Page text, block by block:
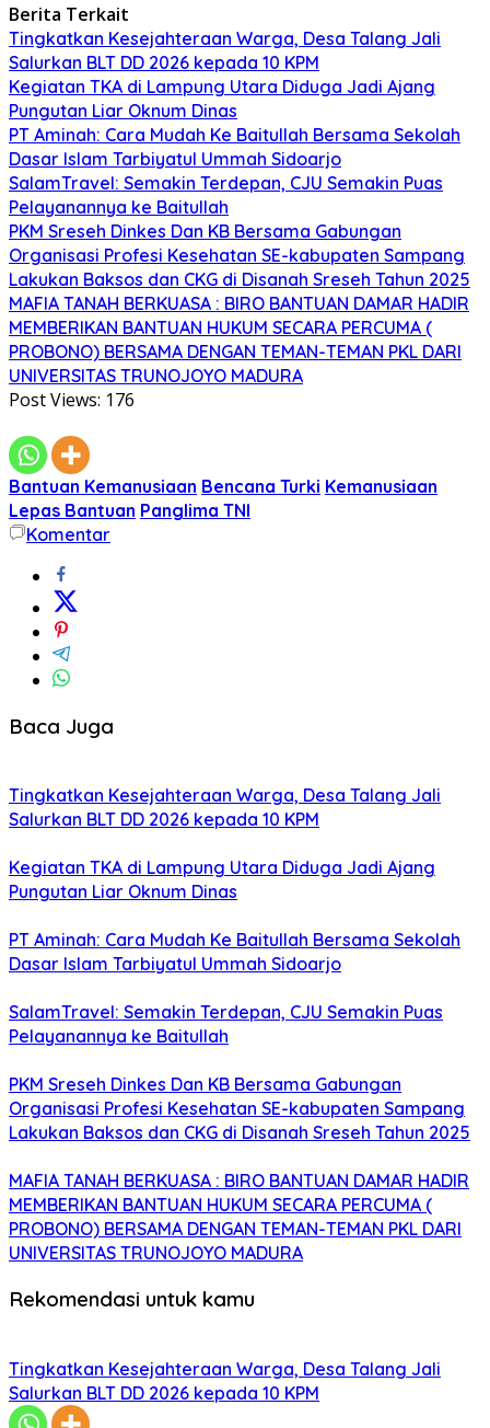
Berita Terkait
Tingkatkan Kesejahteraan Warga, Desa Talang Jali
Salurkan BLT DD 2026 kepada 10 KPM
Kegiatan TKA di Lampung Utara Diduga Jadi Ajang
Pungutan Liar Oknum Dinas
PT Aminah: Cara Mudah Ke Baitullah Bersama Sekolah
Dasar Islam Tarbiyatul Ummah Sidoarjo
SalamTravel: Semakin Terdepan, CJU Semakin Puas
Pelayanannya ke Baitullah
PKM Sreseh Dinkes Dan KB Bersama Gabungan
Organisasi Profesi Kesehatan SE-kabupaten Sampang
Lakukan Baksos dan CKG di Disanah Sreseh Tahun 2025
MAFIA TANAH BERKUASA : BIRO BANTUAN DAMAR HADIR
MEMBERIKAN BANTUAN HUKUM SECARA PERCUMA (
PROBONO) BERSAMA DENGAN TEMAN-TEMAN PKL DARI
UNIVERSITAS TRUNOJOYO MADURA
Post Views: 176
Bantuan Kemanusiaan Bencana Turki Kemanusiaan
Lepas Bantuan Panglima TNI
Komentar
Baca Juga
Tingkatkan Kesejahteraan Warga, Desa Talang Jali
Salurkan BLT DD 2026 kepada 10 KPM
Kegiatan TKA di Lampung Utara Diduga Jadi Ajang
Pungutan Liar Oknum Dinas
PT Aminah: Cara Mudah Ke Baitullah Bersama Sekolah
Dasar Islam Tarbiyatul Ummah Sidoarjo
SalamTravel: Semakin Terdepan, CJU Semakin Puas
Pelayanannya ke Baitullah
PKM Sreseh Dinkes Dan KB Bersama Gabungan
Organisasi Profesi Kesehatan SE-kabupaten Sampang
Lakukan Baksos dan CKG di Disanah Sreseh Tahun 2025
MAFIA TANAH BERKUASA : BIRO BANTUAN DAMAR HADIR
MEMBERIKAN BANTUAN HUKUM SECARA PERCUMA (
PROBONO) BERSAMA DENGAN TEMAN-TEMAN PKL DARI
UNIVERSITAS TRUNOJOYO MADURA
Rekomendasi untuk kamu
Tingkatkan Kesejahteraan Warga, Desa Talang Jali
Salurkan BLT DD 2026 kepada 10 KPM